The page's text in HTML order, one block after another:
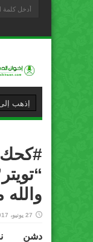
27 يونيو، 2017
دشن